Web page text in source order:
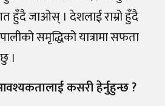
हुँदै जाओस् । देशलाई राम्रो हुँदै
समृद्धिको यात्रामा सफता
।
कसरी हेर्नुहुन्छ ?